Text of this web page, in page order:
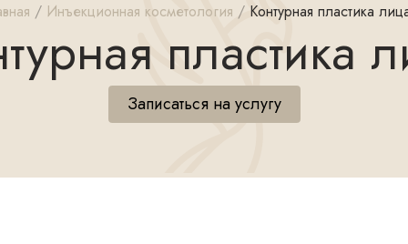
Инъекционная косметология Контурная пластика
пластика
Записаться на услугу